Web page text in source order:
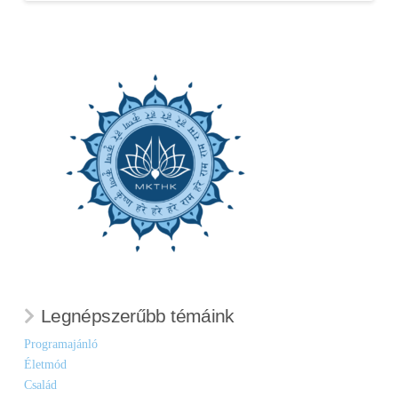
Legnépszerűbb témáink
Programajánló
Életmód
Család